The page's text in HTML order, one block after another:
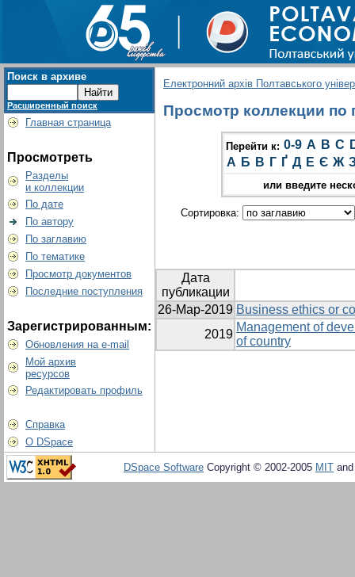
Поиск в архиве
Расширенный поиск
Главная страница
Просмотреть
Разделы
и коллекции
По дате
По автору
По заглавию
По тематике
Просмотр документов
Последние поступления
Зарегистрированным:
Обновления на e-mail
Мой архив
ресурсов
Редактировать профиль
Справка
О DSpace
Електронний архів Полтавського
Просмотр коллекции по
Перейти к: 0-9 A B C
А Б В Г Ґ Д Е Є Ж
или введите
Сортировка:
Дата
публикации
26-Мар-2019 Business ethics or
2019
Management of
of country
DSpace Software Copyright © 2002-2005 MIT